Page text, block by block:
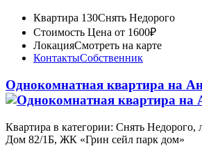
Квартира 130Снять Недорого
Стоимость Цена от 1600₽
ЛокацияСмотреть на карте
КонтактыСобственник
Однокомнатная квартира на
Квартира в категории: Снять Недорого,
Дом 82/1Б, ЖК «Грин сейл парк дом»